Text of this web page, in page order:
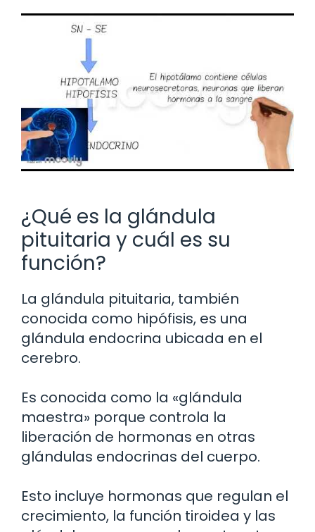
¿Qué es la glándula
pituitaria y cuál es su
función?
La glándula pituitaria, también
conocida como hipófisis, es una
glándula endocrina ubicada en el
cerebro.
Es conocida como la «glándula
maestra» porque controla la
liberación de hormonas en otras
glándulas endocrinas del cuerpo.
Esto incluye hormonas que regulan el
crecimiento, la función tiroidea y las